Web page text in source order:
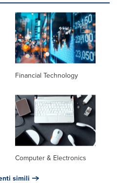
Financial Technology
Computer & Electronics
simili